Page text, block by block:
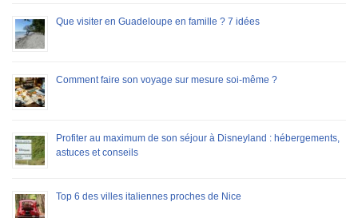
Que visiter en Guadeloupe en famille ? 7 idées
Comment faire son voyage sur mesure soi-même ?
Profiter au maximum de son séjour à Disneyland : hébergements,
astuces et conseils
Top 6 des villes italiennes proches de Nice